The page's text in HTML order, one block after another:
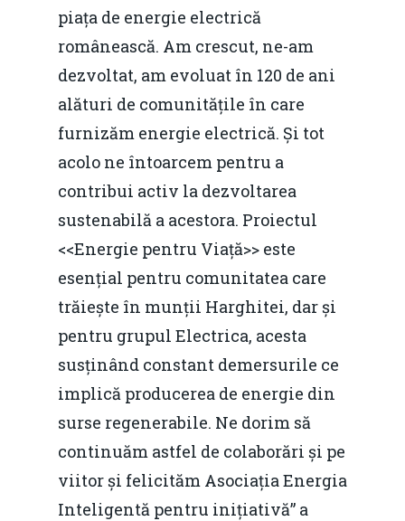
piața de energie electrică
românească. Am crescut, ne-am
dezvoltat, am evoluat în 120 de ani
alături de comunitățile în care
furnizăm energie electrică. Și tot
acolo ne întoarcem pentru a
contribui activ la dezvoltarea
sustenabilă a acestora. Proiectul
<<Energie pentru Viață>> este
esențial pentru comunitatea care
trăiește în munții Harghitei, dar și
pentru grupul Electrica, acesta
susținând constant demersurile ce
implică producerea de energie din
surse regenerabile. Ne dorim să
continuăm astfel de colaborări și pe
viitor și felicităm Asociația Energia
Inteligentă pentru inițiativă” a